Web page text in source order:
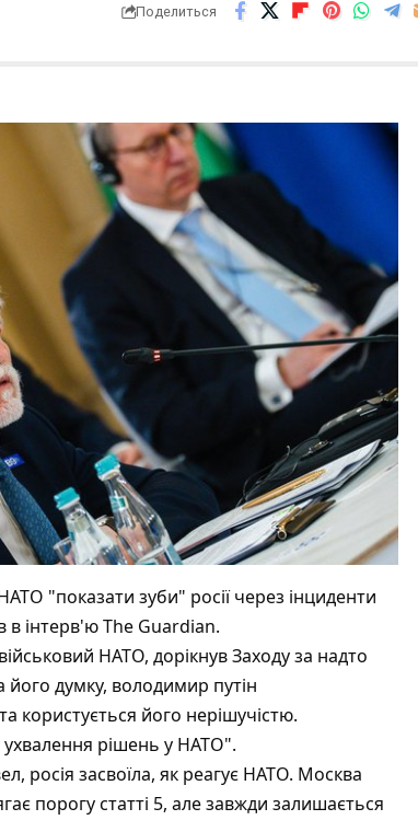
Поделиться
"показати зуби" росії через інциденти
в інтерв'ю The Guardian.
НАТО, дорікнув Заходу за надто
його думку, володимир путін
користується його нерішучістю.
ухвалення рішень у НАТО".
росія засвоїла, як реагує НАТО. Москва
порогу статті 5, але завжди залишається